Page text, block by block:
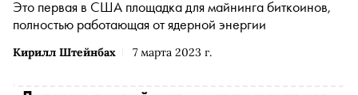
российской платформы «Атомайз» «Цифровое
искусство» помогает реставраторам сохранять и
восстанавливать шедевры живописи
Кирилл Штейнбах 7 марта 2023 г.
Это первая в США площадка для майнинга биткоинов,
полностью работающая от ядерной энергии